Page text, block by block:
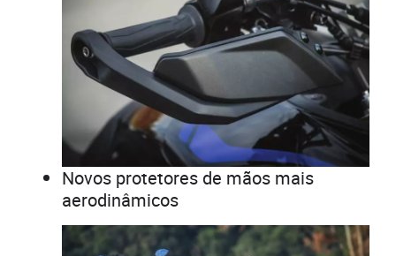
Novos protetores de mãos mais
aerodinâmicos